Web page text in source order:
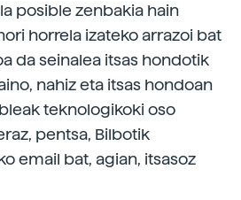
posible zenbakia hain
horrela izateko arrazoi bat
da seinalea itsas hondotik
nahiz eta itsas hondoan
teknologikoki oso
pentsa, Bilbotik
email bat, agian, itsasoz